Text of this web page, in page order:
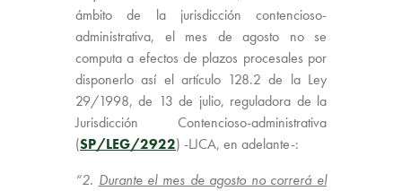
ámbito de la jurisdicción contencioso-
administrativa, el mes de agosto no se
computa a efectos de plazos procesales por
disponerlo así el artículo 128.2 de la Ley
29/1998, de 13 de julio, reguladora de la
Jurisdicción Contencioso-administrativa
(SP/LEG/2922) -LJCA, en adelante-:
“2. Durante el mes de agosto no correrá el